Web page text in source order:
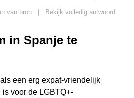
van bron
Bekijk volledig antwoord
in Spanje te
een erg expat-vriendelijk
is voor de LGBTQ+-